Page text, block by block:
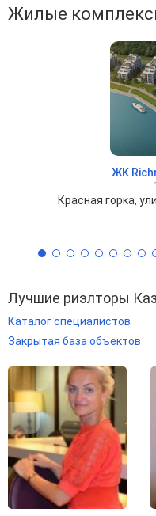
Жилые
ЖК
Красная горка,
Лучшие риэлторы
Каталог специалистов
Закрытая база объектов